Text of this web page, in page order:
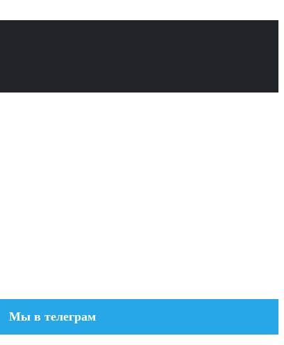
Мы в телеграм